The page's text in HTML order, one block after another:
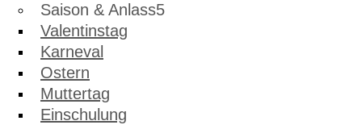
Saison & Anlass
Valentinstag
Karneval
Ostern
Muttertag
Einschulung